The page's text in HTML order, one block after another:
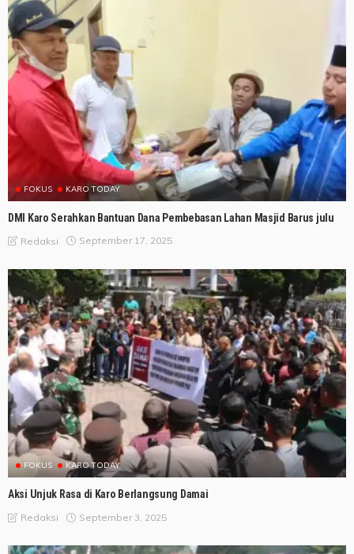
FOKUS KARO TODAY
DMI Karo Serahkan Bantuan Dana Pembebasan Lahan Masjid Barus julu
Redaksi September 17, 2025
FOKUS KARO TODAY
Aksi Unjuk Rasa di Karo Berlangsung Damai
Redaksi September 3, 2025